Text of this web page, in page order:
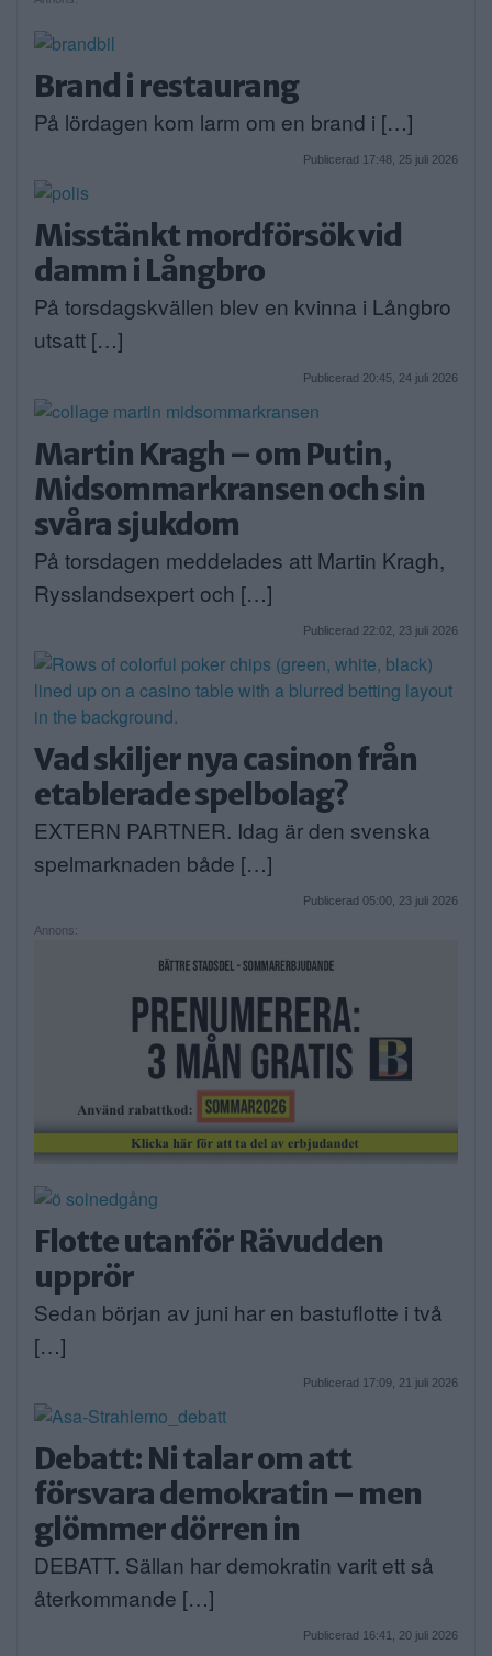
Brand i restaurang
På lördagen kom larm om en brand i […]
Publicerad 17:48, 25 juli 2026
Misstänkt mordförsök vid
damm i Långbro
På torsdagskvällen blev en kvinna i Långbro
utsatt […]
Publicerad 20:45, 24 juli 2026
Martin Kragh – om Putin,
Midsommarkransen och sin
svåra sjukdom
På torsdagen meddelades att Martin Kragh,
Rysslandsexpert och […]
Publicerad 22:02, 23 juli 2026
Vad skiljer nya casinon från
etablerade spelbolag?
EXTERN PARTNER. Idag är den svenska
spelmarknaden både […]
Publicerad 05:00, 23 juli 2026
Annons:
Flotte utanför Rävudden
upprör
Sedan början av juni har en bastuflotte i två
[…]
Publicerad 17:09, 21 juli 2026
Debatt: Ni talar om att
försvara demokratin – men
glömmer dörren in
DEBATT. Sällan har demokratin varit ett så
återkommande […]
Publicerad 16:41, 20 juli 2026